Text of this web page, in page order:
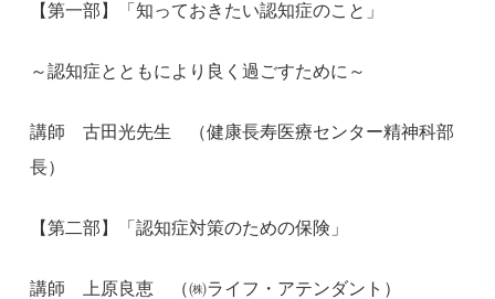
【第一部】「知っておきたい認知症のこと」
～認知症とともにより良く過ごすために～
講師 古田光先生 （健康長寿医療センター精神科部
長）
【第二部】「認知症対策のための保険」
講師 上原良恵 （㈱ライフ・アテンダント）